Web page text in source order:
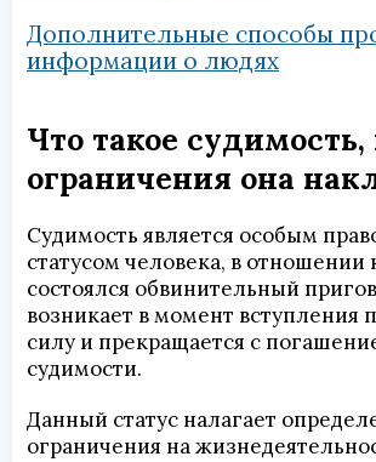
Дополнительные способы
информации о людях
Что такое судимость,
ограничения она
Судимость является особым
статусом человека, в отношении
состоялся обвинительный
возникает в момент вступления
силу и прекращается с
судимости.
Данный статус налагает
ограничения на